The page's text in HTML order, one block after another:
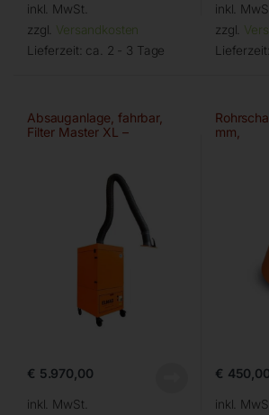
inkl. MwSt.
zzgl. Versandkosten
Lieferzeit: ca. 2 - 3 Tage
inkl.
zzgl.
Lieferzeit:
Absauganlage, fahrbar,
Filter Master XL –
€ 5.970,00
inkl. MwSt.
mm,
€ 450,00
inkl.